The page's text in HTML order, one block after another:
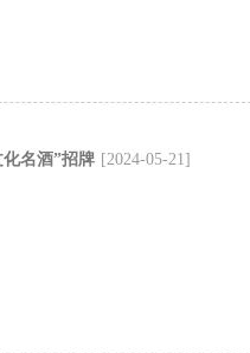
名酒”招牌 [2024-05-21]